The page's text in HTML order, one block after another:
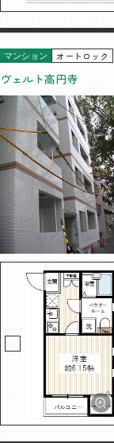
マンション オートロック
ヴェルト高円寺